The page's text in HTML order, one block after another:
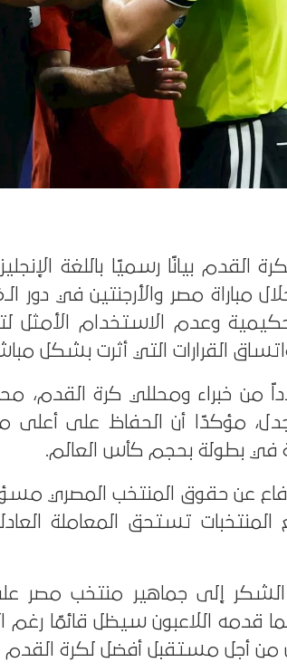
القدم بيانًا رسميًا باللغة
القرارات التي أثرت بشكل
من خبراء ومحللي كرة القدم،
مؤكدًا أن الحفاظ على أعلى
في بطولة بحجم كأس العالم.
عن حقوق المنتخب المصري
تستحق المعاملة
الشكر إلى جماهير منتخب مصر
قدمه اللاعبون سيظل قائمًا رغم
من أجل مستقبل أفضل لكرة القدم